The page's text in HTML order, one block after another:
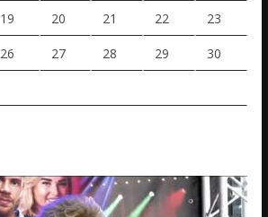
19 20 21 22 23
26 27 28 29 30